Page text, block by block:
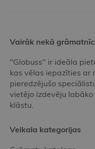
Vairāk nekā
"Globuss" ir ideāla
kas vēlas iepazīties ar
pieredzējušo
vietējo izdevēju
klāstu.
Veikala kategorijas